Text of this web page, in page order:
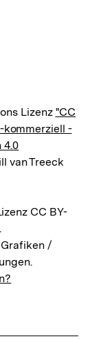
Lizenz "CC
kommerziell -
4.0
van Treeck
CC BY-
/